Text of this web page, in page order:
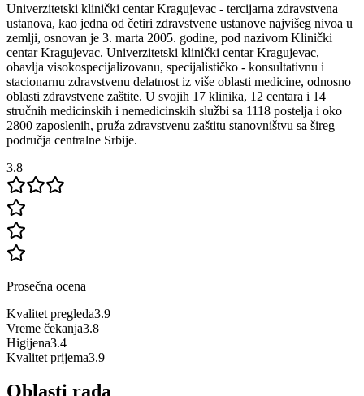
Univerzitetski klinički centar Kragujevac - tercijarna zdravstvena
ustanova, kao jedna od četiri zdravstvene ustanove najvišeg nivoa u
zemlji, osnovan je 3. marta 2005. godine, pod nazivom Klinički
centar Kragujevac. Univerzitetski klinički centar Kragujevac,
obavlja visokospecijalizovanu, specijalističko - konsultativnu i
stacionarnu zdravstvenu delatnost iz više oblasti medicine, odnosno
oblasti zdravstvene zaštite. U svojih 17 klinika, 12 centara i 14
stručnih medicinskih i nemedicinskih službi sa 1118 postelja i oko
2800 zaposlenih, pruža zdravstvenu zaštitu stanovništvu sa šireg
područja centralne Srbije.
3.8
Prosečna ocena
Kvalitet pregleda3.9
Vreme čekanja3.8
Higijena3.4
Kvalitet prijema3.9
Oblasti rada